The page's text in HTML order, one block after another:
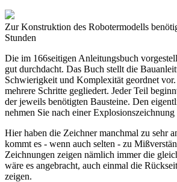
Zur Konstruktion des Robotermodells
Stunden
Die im 166seitigen Anleitungsbuch
gut durchdacht. Das Buch stellt die
Schwierigkeit und Komplexität geordnet vor.
mehrere Schritte gegliedert. Jeder Teil
der jeweils benötigten Bausteine. Den
nehmen Sie nach einer Explosionszeichnung
Hier haben die Zeichner manchmal zu sehr
kommt es - wenn auch selten - zu
Zeichnungen zeigen nämlich immer die
wäre es angebracht, auch einmal die
zeigen.